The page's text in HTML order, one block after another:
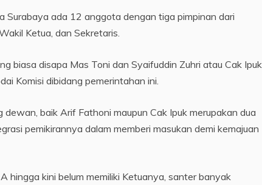
ada 12 anggota dengan tiga pimpinan dari
Ketua, dan Sekretaris.
biasa disapa Mas Toni dan Syaifuddin Zuhri atau Cak Ipuk
Komisi dibidang pemerintahan ini.
baik Arif Fathoni maupun Cak Ipuk merupakan dua
pemikirannya dalam memberi masukan demi kemajuan
hingga kini belum memiliki Ketuanya, santer banyak